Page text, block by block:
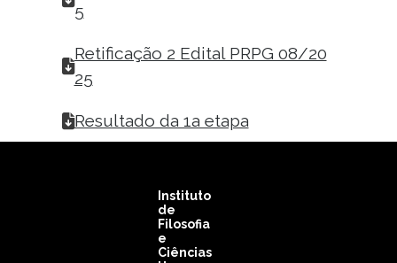
5
Retificação 2 Edital PRPG 08/20
25
Resultado da 1a etapa
Instituto
de
Filosofia
e
Ciências